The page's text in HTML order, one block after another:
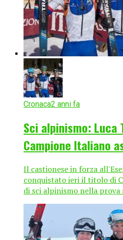
Cronaca2 anni fa
Sci alpinismo: Luca
Campione Italiano
Il castionese in forza
conquistato ieri il titolo di
di sci alpinismo nella